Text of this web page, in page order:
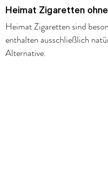
Heimat Zigaretten
Heimat Zigaretten sind
enthalten ausschließlich
Alternative.